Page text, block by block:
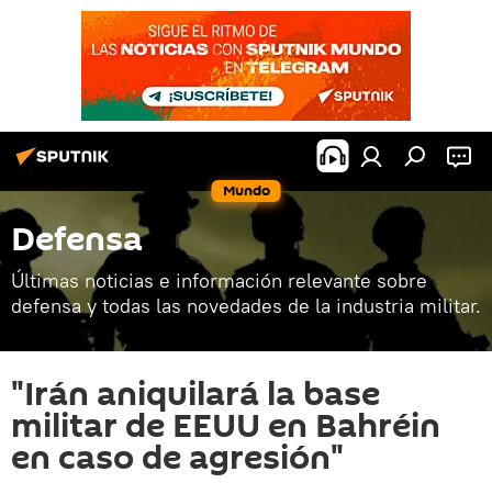
Mundo
Defensa
Últimas noticias e información relevante sobre
defensa y todas las novedades de la industria militar.
"Irán aniquilará la base
militar de EEUU en Bahréin
en caso de agresión"